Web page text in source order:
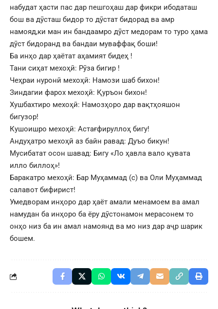
набудат ҳасти пас дар пешгоҳаш дар фикри ибодаташ
бош ва дӯсташ бидор то дӯстат бидорад ва амр
намояд,ки ман ин бандаамро дӯст медорам то туро ҳама
дӯст бидоранд ва бандаи муваффақ боши!
Ба инҳо дар ҳаётат аҳамият бидеҳ !
Тани сиҳат мехоҳӣ: Рӯза бигир !
Чеҳраи нуронӣ мехоҳӣ: Намози шаб бихон!
Зиндагии фарох мехоҳӣ: Қуръон бихон!
Хушбахтиро мехоҳӣ: Намозҳоро дар вақтҳояшон
бигузор!
Кушоишро мехоҳӣ: Астағфируллоҳ бигу!
Андуҳатро мехоҳӣ аз байн равад: Дуъо бикун!
Мусибатат осон шавад: Бигу «Ло ҳавла вало қувата
илло биллоҳ»!
Баракатро мехоҳӣ: Бар Муҳаммад (с) ва Оли Муҳаммад
салавот бифирист!
Умедворам инҳоро дар ҳаёт амали менамоем ва амал
намудан ба инҳоро ба ёру дӯстонамон мерасонем то
онҳо низ ба ин амал намоянд ва мо низ дар аҷр шарик
бошем.